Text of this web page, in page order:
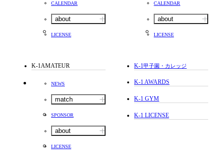
CALENDAR
about
LICENSE
CALENDAR
about
LICENSE
K-1AMATEUR
NEWS
match
SPONSOR
about
LICENSE
K-1甲子園・カレッジ
K-1 AWARDS
K-1 GYM
K-1 LICENSE